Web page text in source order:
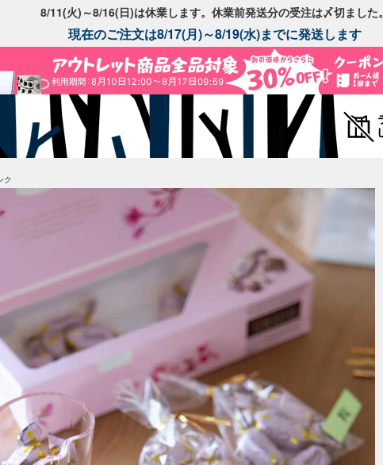
8/11(火)～8/16(日)は休業します。休業前発送分の受注は〆切ました。
現在のご注文は8/17(月)～8/19(水)までに発送します
ク